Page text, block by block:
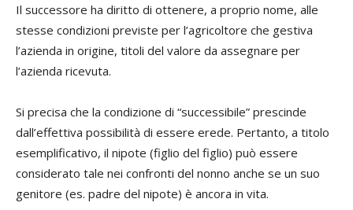
Il successore ha diritto di ottenere, a proprio nome, alle
stesse condizioni previste per l’agricoltore che gestiva
l’azienda in origine, titoli del valore da assegnare per
l’azienda ricevuta.
Si precisa che la condizione di “successibile” prescinde
dall’effettiva possibilità di essere erede. Pertanto, a titolo
esemplificativo, il nipote (figlio del figlio) può essere
considerato tale nei confronti del nonno anche se un suo
genitore (es. padre del nipote) è ancora in vita.